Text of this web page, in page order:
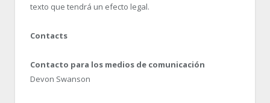
texto que tendrá un efecto legal.
Contacts
Contacto para los medios de comunicación
Devon Swanson